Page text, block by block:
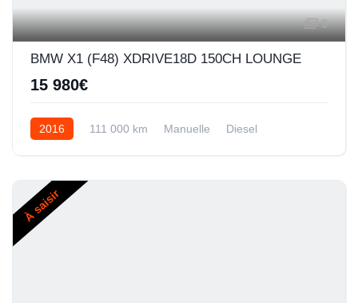
6
BMW X1 (F48) XDRIVE18D 150CH LOUNGE
15 980€
2016 111 000 km Manuelle Diesel
À saisir